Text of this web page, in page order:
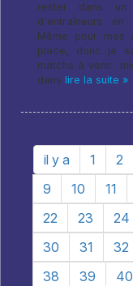
rester dans
d'entraîneurs en
Même pour
place, donc je
matchs à venir:
dans lire la suite »
il y a 1 2
9
10 11
22
23 24
30
31 32
38
39 40